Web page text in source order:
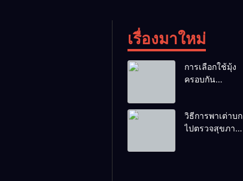
เรื่องมาใหม่
การเลือกใช้มุ้ง
ครอบกัน
วิธีการพาเต่าบก
ไปตรวจสุขภาพ